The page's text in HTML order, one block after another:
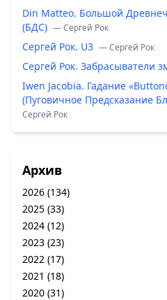
Din Matteo. Большой
(БДС) — Сергей Рок
Сергей Рок. U3 — Сергей Рок
Сергей Рок. Забрасыватели
Iwen Jacobia. Гадание
(Пуговичное Предсказание
Сергей Рок
Архив
2026 (134)
2025 (33)
2024 (12)
2023 (23)
2022 (17)
2021 (18)
2020 (31)